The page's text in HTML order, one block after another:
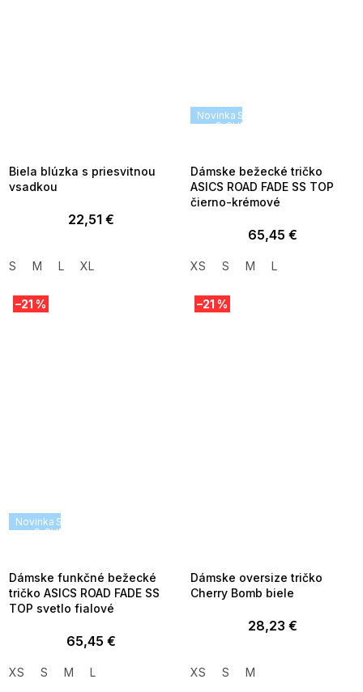
Biela blúzka s priesvitnou
vsadkou
22,51 €
S M L XL
Novinka SUMMER SALE -35% ?
Dámske bežecké tričko
ASICS ROAD FADE SS TOP
čierno-krémové
65,45 €
XS S M L
Novinka SUMMER SALE -35% ?
G_SUMMER35:35:EUR:P:f!2026-
–21 %
Dámske funkčné bežecké
tričko ASICS ROAD FADE SS
TOP svetlo fialové
65,45 €
XS S M L
–21 %
Dámske oversize tričko
Cherry Bomb biele
28,23 €
XS S M